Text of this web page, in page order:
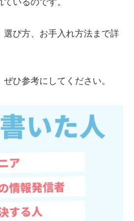
び方、お手入れ方法まで詳
ひ参考にしてください。